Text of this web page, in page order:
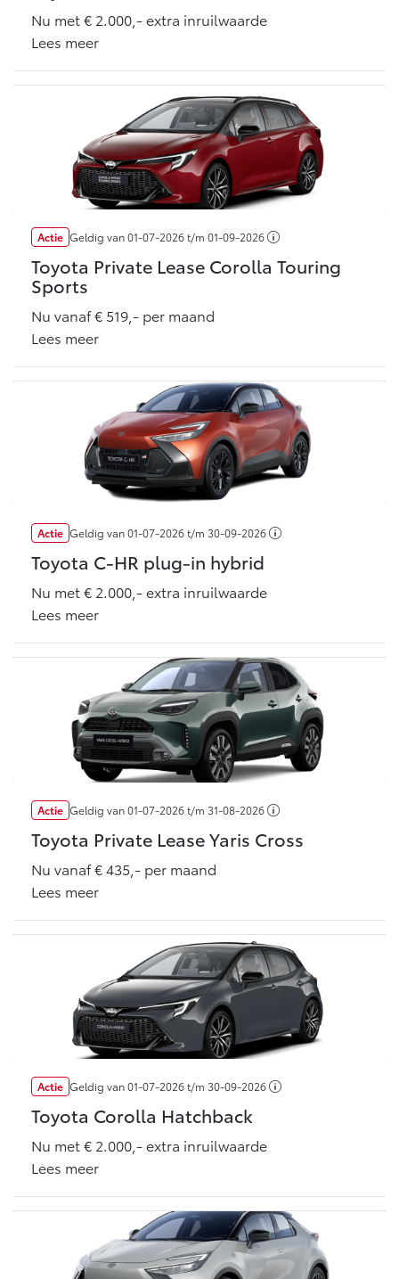
OOK ALS BATTERIJ-
Vanaf € 37.500,-
BATTERIJ-ELEKTRISCH
Vanaf € 55.950,-
Proace Max (excl. BTW)
OOK ALS BATTERIJ-
ELEKTRISCH
Hilux (excl. BTW)
Vanaf € 56.570,-
Land Cruiser (excl. BTW)
Vanaf € 89.986,-
Nu met € 2.000,- extra inruilwaarde
Lees meer
Actie Geldig van01-07-2026t/m 01-09-2026
Toyota Private Lease Corolla Touring
Sports
Nu vanaf € 519,- per maand
Lees meer
Actie Geldig van01-07-2026t/m 30-09-2026
Toyota C-HR plug-in hybrid
Nu met € 2.000,- extra inruilwaarde
Lees meer
Actie Geldig van01-07-2026t/m 31-08-2026
Toyota Private Lease Yaris Cross
Nu vanaf € 435,- per maand
Lees meer
Actie Geldig van01-07-2026t/m 30-09-2026
Toyota Corolla Hatchback
Nu met € 2.000,- extra inruilwaarde
Lees meer